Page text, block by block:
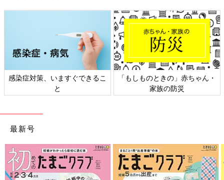
感染症対策、いますぐできるこ
と
「もしものときの」赤ちゃん・
家族の防災
最新号